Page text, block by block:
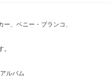
、ベニー・ブランコ、
ルバム